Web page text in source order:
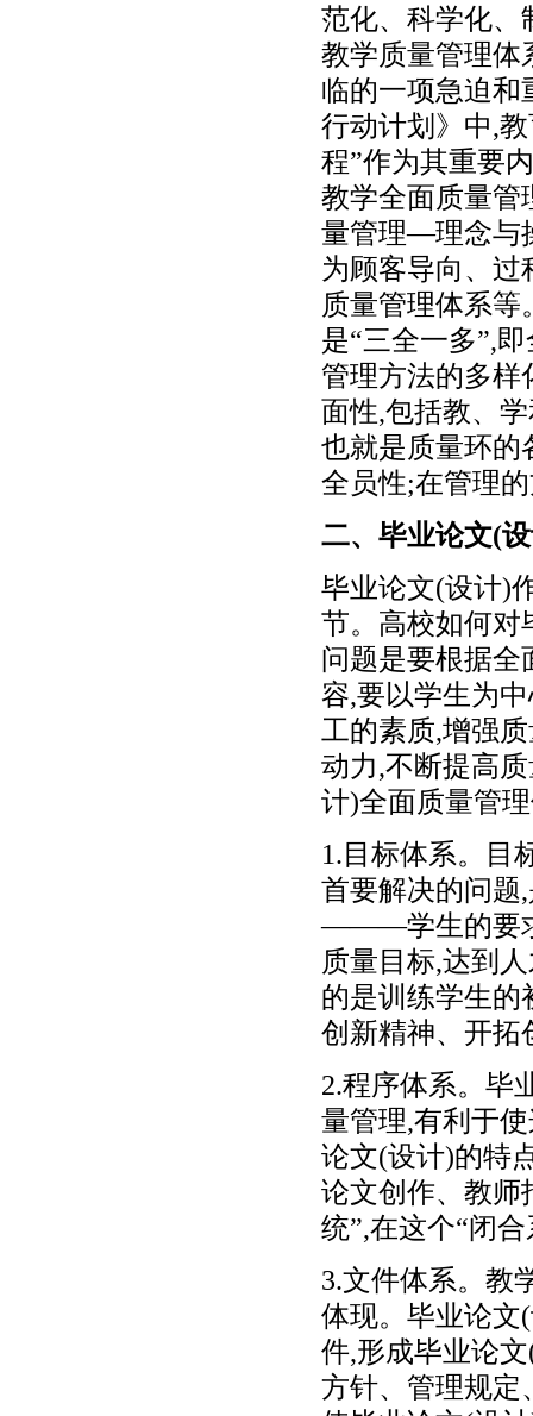
范化、科学化、
教学质量管理体
临的一项急迫和
行动计划》中,
程”作为其重要
教学全面质量管
量管理—理念与
为顾客导向、
质量管理体系
是“三全一多”,
管理方法的多样
面性,包括教、
也就是质量环的
全员性;在管理
二、毕业论文(
毕业论文(设计)
节。高校如何对
问题是要根据全
容,要以学生为
工的素质,增强
动力,不断提高
计)全面质量管
1.目标体系。目
首要解决的问题
———学生的要求
质量目标,达到
的是训练学生的
创新精神、开拓
2.程序体系。毕
量管理,有利于
论文(设计)的特
论文创作、教师
统”,在这个“闭
3.文件体系。教
体现。毕业论文
件,形成毕业论
方针、管理规定